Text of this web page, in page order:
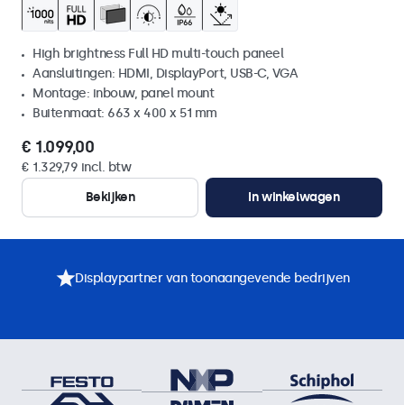
High brightness Full HD multi-touch paneel
Aansluitingen: HDMI, DisplayPort, USB-C, VGA
Montage: inbouw, panel mount
Buitenmaat: 663 x 400 x 51 mm
€ 1.099,00
€ 1.329,79 incl. btw
Bekijken
In winkelwagen
Displaypartner van toonaangevende bedrijven